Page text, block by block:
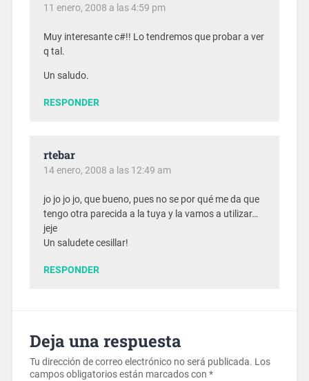
11 enero, 2008 a las 4:59 pm
Muy interesante c#!! Lo tendremos que probar a ver
q tal.
Un saludo.
RESPONDER
rtebar
14 enero, 2008 a las 12:49 am
jo jo jo jo, que bueno, pues no se por qué me da que
tengo otra parecida a la tuya y la vamos a utilizar…
jeje
Un saludete cesillar!
RESPONDER
Deja una respuesta
Tu dirección de correo electrónico no será publicada. Los
campos obligatorios están marcados con *